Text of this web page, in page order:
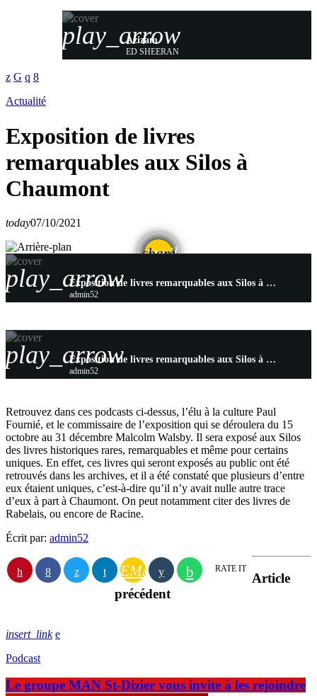
play_arrow
Azizam
ED SHEERAN
Actualité
Exposition de livres
remarquables aux Silos à
Chaumont
today07/10/2021
share
email
play_arrow Exposition de livres remarquables aux Silos à Chaumont
admin52
play_arrow Exposition de livres remarquables aux Silos à Chaumont
admin52
Retrouvez dans ces podcasts ci-dessus, l’élu à la culture Paul
Fournié, et le commissaire de l’exposition qui se déroulera du 15
octobre au 31 décembre Malcolm Walsby. Il sera exposé aux Silos
des livres historiques rares, remarquables et même pour certains
uniques. En effet, ces livres qui seront exposés au public ont été
retrouvés dans les archives, et il a été constaté que plusieurs d’entre
eux étaient uniques, c’est-à-dire qu’il n’y avait nulle autre trace
d’eux à part à Chaumont. On peut notamment citer des livres de
Rabelais, ou encore de Racine.
Écrit par: admin52
EMAIL RATE IT
Article
précédent
insert_link
Podcast
Le groupe MAN St-Dizier vous invite à les rejoindre